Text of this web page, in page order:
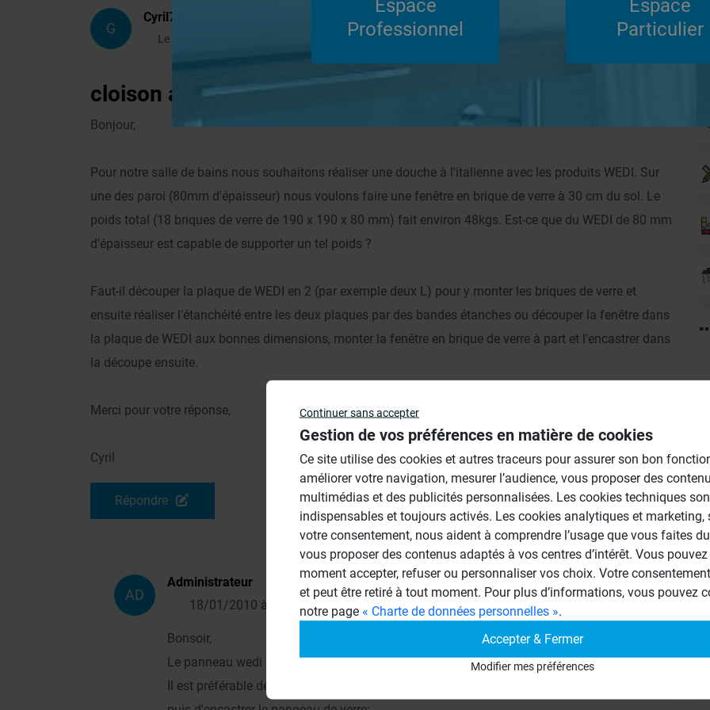
G
Cyril74
Le 13/01/2010 à 16h01
Répondre
cloison avec fenêtre en brique de verre
Bonjour,
Pour notre salle de bains nous souhaitons réaliser une douche à l'italienne avec les produits WEDI. Sur
une des paroi (80mm d'épaisseur) nous voulons faire une fenêtre en brique de verre à 30 cm du sol. Le
poids total (18 briques de verre de 190 x 190 x 80 mm) fait environ 48kgs. Est-ce que du WEDI de 80 mm
d'épaisseur est capable de supporter un tel poids ?
Faut-il découper la plaque de WEDI en 2 (par exemple deux L) pour y monter les briques de verre et
ensuite réaliser l'étanchéité entre les deux plaques par des bandes étanches ou découper la fenêtre dans
la plaque de WEDI aux bonnes dimensions, monter la fenêtre en brique de verre à part et l'encastrer dans
la découpe ensuite.
Merci pour votre réponse,
Cyril
Répondre
AD
Administrateur
18/01/2010 à 18h01
Bonsoir,
Le panneau wedi supporte sans diffilcuté ce poids.
Il est préférable de découper une fenêtre à la dimension des briques de verre,
Continuer sans accepter
Gestion de vos préférences en matière de cookies
Ce site utilise des cookies et autres traceurs pour assurer son bon
améliorer votre navigation, mesurer l’audience, vous proposer des
multimédias et des publicités personnalisées. Les cookies techniques
indispensables et toujours activés. Les cookies analytiques et marketing,
votre consentement, nous aident à comprendre l’usage que vous faites
vous proposer des contenus adaptés à vos centres d’intérêt. Vous
moment accepter, refuser ou personnaliser vos choix. Votre
et peut être retiré à tout moment. Pour plus d’informations, vous pouvez
notre page « Charte de données personnelles ».
Accepter & Fermer
Modifier mes préférences
Espace
Professionnel
Espace
Particulier